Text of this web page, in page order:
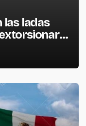
las ladas